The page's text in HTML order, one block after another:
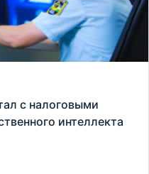
с налоговыми
интеллекта